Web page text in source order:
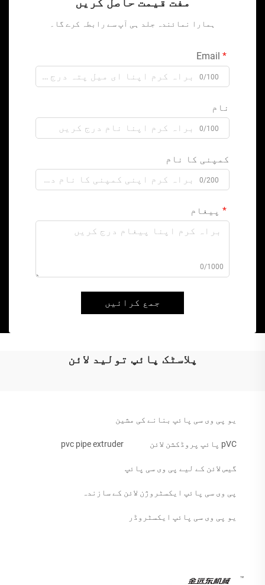
ہمارا نمائندہ جلد ہی آپ سے رابطہ کرے گا۔
0/100
نام
0/100
کمپنی کا نام
0/200
پیغام
0/1000
جمع کرائیں
پلاسٹک پائپ تولید لائن
یو پی وی سی پائپ بنانے کی مشین
pVC پائپ پروڈکشن لائن pvc pipe extruder
گیس لائن کے لیے پی وی سی پائپ
پی وی سی پائپ ایکسٹروژن لائن کے سازندہ
یو پی وی سی پائپ ایکسٹروڈر